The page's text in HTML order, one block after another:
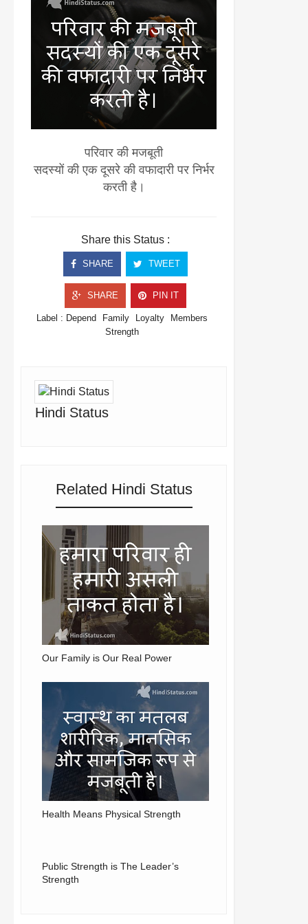
परिवार की मजबूती
सदस्यों की एक दूसरे की वफादारी पर निर्भर
करती है।
Share this Status :
SHARE TWEET
SHARE PIN IT
Label : Depend Family Loyalty
Members
Strength
Hindi Status
Related Hindi Status
Our Family is Our Real Power
Health Means Physical Strength
Public Strength is The Leader’s
Strength